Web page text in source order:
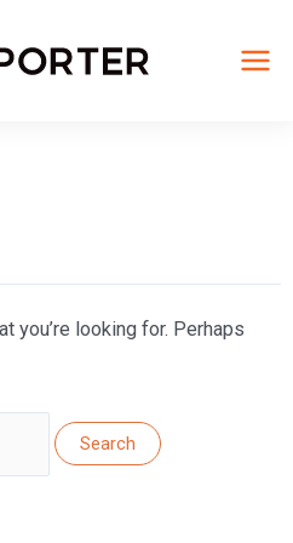
you’re looking for. Perhaps